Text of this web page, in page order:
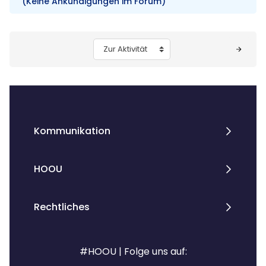
Zur Aktivität
Kommunikation
HOOU
Rechtliches
#HOOU | Folge uns auf: